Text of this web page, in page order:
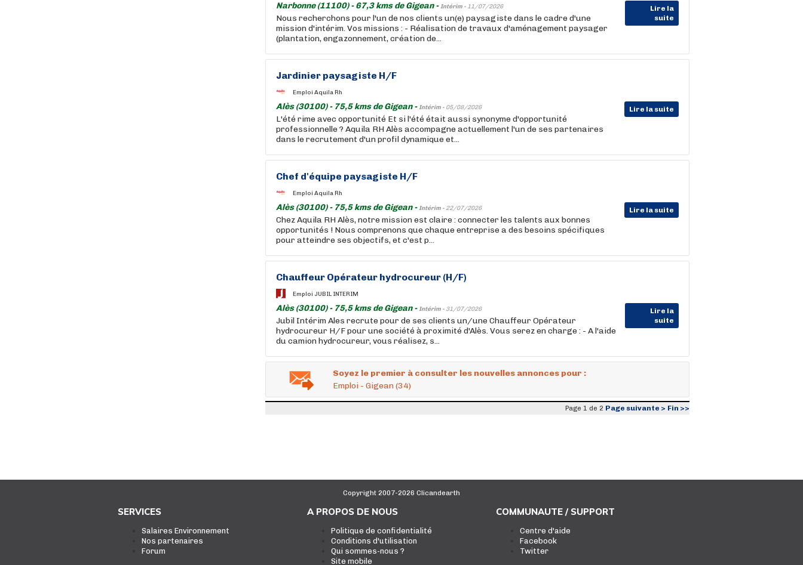
Narbonne (11100) - 67,3 kms de Gigean -Intérim - 11/07/2026
Lire la
suite
Nous recherchons pour l'un de nos clients un(e) paysagiste dans le cadre d'une
mission d'intérim. Vos missions : - Réalisation de travaux d'aménagement paysager
(plantation, engazonnement, création de...
Jardinier paysagiste H/F
Emploi Aquila Rh
Alès (30100) - 75,5 kms de Gigean -Intérim - 05/08/2026 Lire la suite
L'été rime avec opportunité Et si l'été était aussi synonyme d'opportunité
professionnelle ? Aquila RH Alès accompagne actuellement l'un de ses partenaires
dans le recrutement d'un profil dynamique et...
Chef d'équipe paysagiste H/F
Emploi Aquila Rh
Alès (30100) - 75,5 kms de Gigean -Intérim - 22/07/2026 Lire la suite
Chez Aquila RH Alès, notre mission est claire : connecter les talents aux bonnes
opportunités ! Nous comprenons que chaque entreprise a des besoins spécifiques
pour atteindre ses objectifs, et c'est p...
Chauffeur Opérateur hydrocureur (H/F)
Emploi JUBIL INTERIM
Alès (30100) - 75,5 kms de Gigean -Intérim - 31/07/2026
Lire la
suite
Jubil Intérim Ales recrute pour de ses clients un/une Chauffeur Opérateur
hydrocureur H/F pour une société à proximité d'Alès. Vous serez en charge : - A l'aide
du camion hydrocureur, vous réalisez, s...
Soyez le premier à consulter les nouvelles annonces pour :
Emploi - Gigean (34)
Page 1 de 2 Page suivante > Fin >>
Copyright 2007-2026 Clicandearth
SERVICES
Salaires Environnement
Nos partenaires
Forum
A PROPOS DE NOUS
Politique de confidentialité
Conditions d'utilisation
Qui sommes-nous ?
Site mobile
COMMUNAUTE / SUPPORT
Centre d'aide
Facebook
Twitter